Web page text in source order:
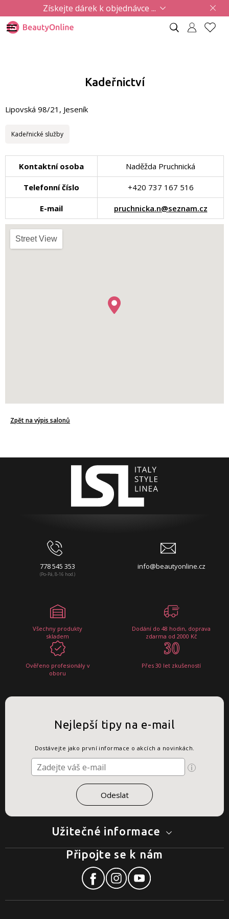
Získejte dárek k objednávce ...
Kadeřnictví
Lipovská 98/21, Jeseník
Kadeřnické služby
Kontaktní osoba Naděžda Pruchnická
Telefonní číslo +420 737 167 516
E-mail pruchnicka.n@seznam.cz
Street View
Zpět na výpis salonů
778 545 353
(Po-Pá, 8-16 hod.)
info@beautyonline.cz
Všechny produkty
skladem
Dodání do 48 hodin, doprava
zdarma od 2000 Kč
Ověřeno profesionály v
oboru
Přes 30 let zkušeností
Užitečné informace
Nejlepší tipy na e-mail
Dostávejte jako první informace o akcích a novinkách.
Připojte se k nám